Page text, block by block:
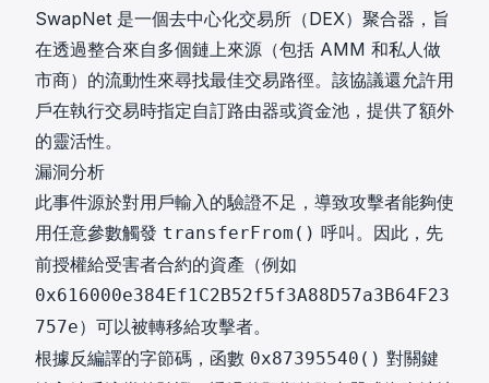
SwapNet 是一個去中心化交易所（DEX）聚合器，旨
在透過整合來自多個鏈上來源（包括 AMM 和私人做
市商）的流動性來尋找最佳交易路徑。該協議還允許用
戶在執行交易時指定自訂路由器或資金池，提供了額外
的靈活性。
漏洞分析
此事件源於對用戶輸入的驗證不足，導致攻擊者能夠使
用任意參數觸發 transferFrom() 呼叫。因此，先
前授權給受害者合約的資產（例如
0x616000e384Ef1C2B52f5f3A88D57a3B64F23
757e）可以被轉移給攻擊者。
根據反編譯的字節碼，函數 0x87395540() 對關鍵